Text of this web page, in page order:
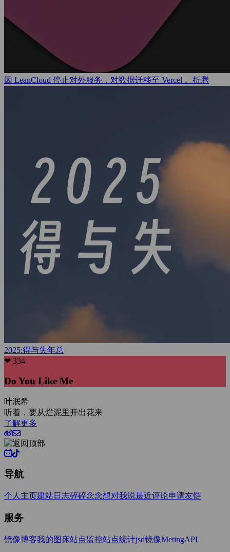
因 LeanCloud 停止对外服务，对数据迁移至 Vercel 。 折腾
2025:得与失年总
❤ 334
Do You Like Me
叶泯希
听着，要从烂泥里开出花来
了解更多
导航
个人主页建站日志碎碎念念想对我说 最近评论申请友链
服务
镜像博客我的图床站点监控站点统计jsd镜像MetingAPI